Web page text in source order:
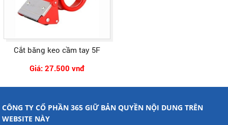
Cắt băng keo cầm tay 5F
Giá: 27.500 vnđ
CÔNG TY CỔ PHẦN 365 GIỮ BẢN QUYỀN NỘI DUNG TRÊN
WEBSITE NÀY